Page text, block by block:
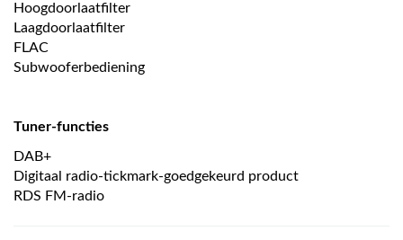
Hoogdoorlaatfilter
Laagdoorlaatfilter
FLAC
Subwooferbediening
Tuner-functies
DAB+
Digitaal radio-tickmark-goedgekeurd product
RDS FM-radio